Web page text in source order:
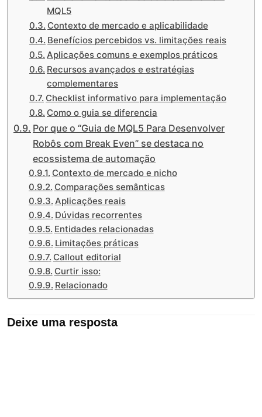
MQL5
Contexto de mercado e aplicabilidade
Benefícios percebidos vs. limitações reais
Aplicações comuns e exemplos práticos
Recursos avançados e estratégias
complementares
Checklist informativo para implementação
Como o guia se diferencia
Por que o “Guia de MQL5 Para Desenvolver
Robôs com Break Even” se destaca no
ecossistema de automação
Contexto de mercado e nicho
Comparações semânticas
Aplicações reais
Dúvidas recorrentes
Entidades relacionadas
Limitações práticas
Callout editorial
Curtir isso:
Relacionado
Deixe uma resposta